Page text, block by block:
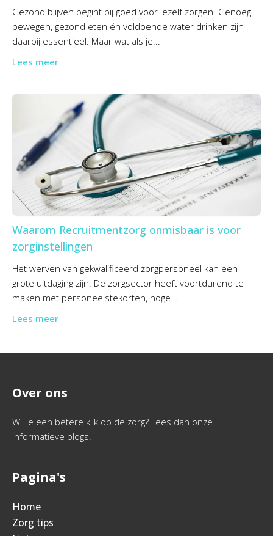
Gezond blijven begint bij goed voor jezelf zorgen. Genoeg
bewegen, gezond eten én voldoende water drinken zijn
daarbij essentieel. Maar wat als je...
Lees meer
Waarom Recruitmentzorg onmisbaar is voor
zorginstellingen
Het werven van gekwalificeerd zorgpersoneel kan een
grote uitdaging zijn. De zorgsector heeft voortdurend te
maken met personeelstekorten, hoge...
Lees meer
Over ons
Wil je een betere kijk op de zorg? Lees dan onze
informatieve blogs!
Pagina's
Home
Zorg tips